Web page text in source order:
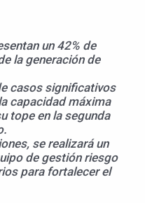
un 42% de
la generación de
casos significativos
capacidad máxima
tope en la segunda
se realizará un
de gestión riesgo
para fortalecer el